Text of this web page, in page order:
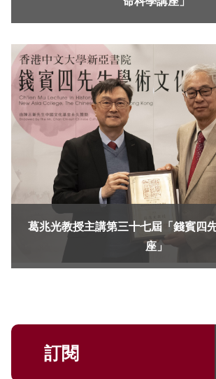
葛兆光教授主講第三十七屆「錢賓四
座」
訂閱